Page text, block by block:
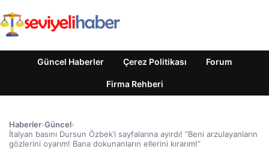
Güncel Haberler Çerez Politikası Forum
Firma Rehberi
Haberler›Güncel›
İtalyan basını Dursun Özbek’i sayfalarına ayırdı! “Beni arzulayanların
gözlerini oyarım! Bana dokunanların ellerini kırarım!”